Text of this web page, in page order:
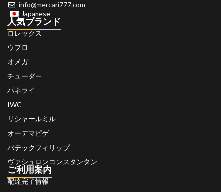
info@mercari777.com
Japanese
人気ブランド
ロレックス
ウブロ
オメガ
チューダー
パネライ
IWC
リシャールミル
オーデマピゲ
パテックフィリップ
ヴァシュロンコンスタンタン
ご利用案内
配達完了情報